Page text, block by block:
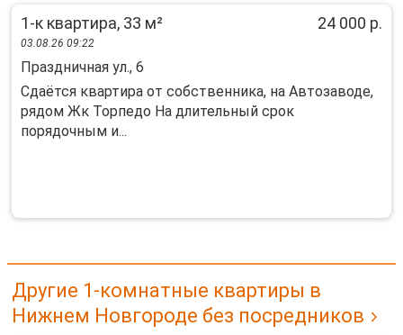
1-к квартира, 33 м² 24 000 р.
03.08.26 09:22
Праздничная ул., 6
Сдаётся квартира от собственника, на Автозаводе,
рядом Жк Торпедо На длительный срок
порядочным и...
Другие 1-комнатные квартиры в
Нижнем Новгороде без посредников